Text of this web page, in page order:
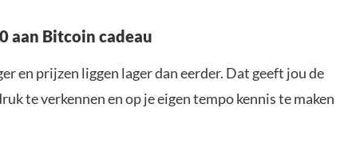
aan Bitcoin cadeau
en prijzen liggen lager dan eerder. Dat geeft jou de
te verkennen en op je eigen tempo kennis te maken